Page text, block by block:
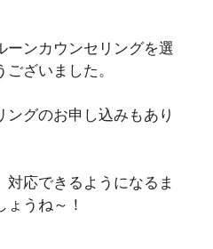
ーンカウンセリングを選
ざいました。
グのお申し込みもあり
対応できるようになるま
うね～！